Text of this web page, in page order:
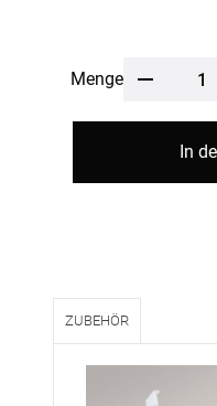
Menge
In
ZUBEHÖR